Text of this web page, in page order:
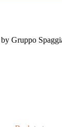
Gruppo